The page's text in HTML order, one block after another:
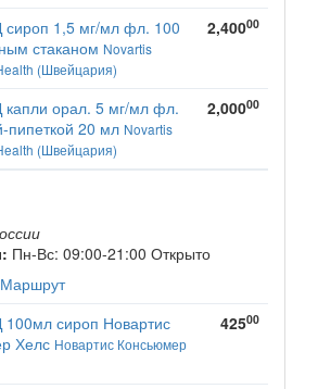
1,5 мг/мл фл. 100
стаканом Novartis
(Швейцария)
2,40000
орал. 5 мг/мл фл.
пипеткой 20 мл Novartis
(Швейцария)
2,00000
Пн-Вс: 09:00-21:00 Открыто
Маршрут
сироп Новартис
Хелс Новартис Консьюмер
42500